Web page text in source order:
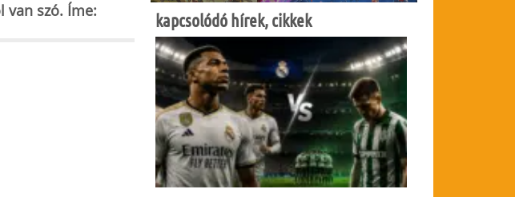
van szó. Íme:
kapcsolódó hírek, cikkek